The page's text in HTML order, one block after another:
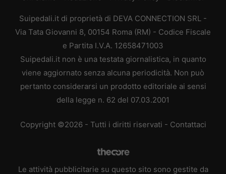
Suipedali.it di proprietà di DEVA CONNECTION SRL -
Via Tata Giovanni 8, 00154 Roma (RM) - Codice Fiscale
e Partita I.V.A. 12658471003
Suipedali.it non è una testata giornalistica, in quanto
viene aggiornato senza alcuna periodicità. Non può
pertanto considerarsi un prodotto editoriale ai sensi
della legge n. 62 del 07.03.2001
Copyright ©2026 - Tutti i diritti riservati - Contattaci
Le attività pubblicitarie su questo sito sono gestite da